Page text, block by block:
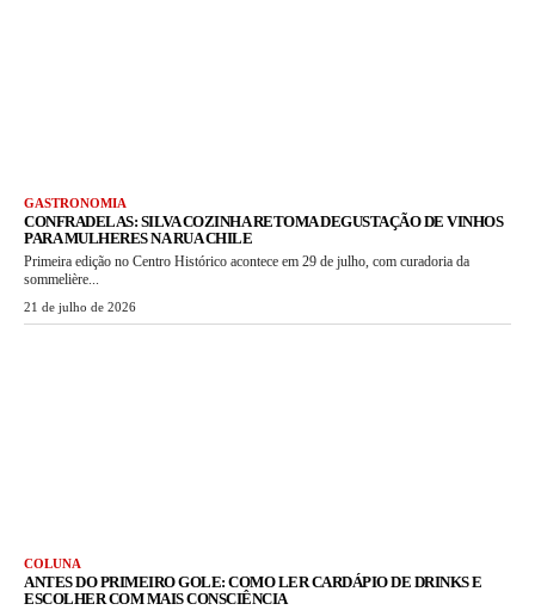
GASTRONOMIA
CONFRADELAS: SILVA COZINHA RETOMA DEGUSTAÇÃO DE VINHOS
PARA MULHERES NA RUA CHILE
Primeira edição no Centro Histórico acontece em 29 de julho, com curadoria da
sommelière...
21 de julho de 2026
COLUNA
ANTES DO PRIMEIRO GOLE: COMO LER CARDÁPIO DE DRINKS E
ESCOLHER COM MAIS CONSCIÊNCIA